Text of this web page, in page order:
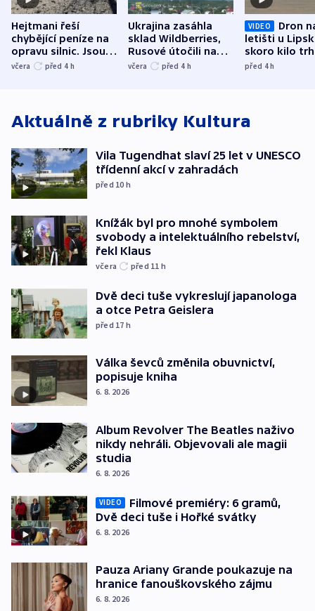
Hejtmani řeší
chybějící peníze na
opravu silnic. Jsou
nenárokové, namítá
včera před 4 h
Ukrajina zasáhla
sklad Wildberries,
Rusové útočili na
trh, hasiče či
včera před 4 h
VIDEO
Dron
letišti u
skoro kilo
indicie
před 4h
Aktuálně z rubriky Kultura
Vila Tugendhat slaví 25 let v UNESCO
třídenní akcí v zahradách
před 10 h
Knížák byl pro mnohé symbolem
svobody a intelektuálního rebelství,
řekl Klaus
včera před 11 h
Dvě deci tuše vykreslují japanologa
a otce Petra Geislera
před 17 h
Válka ševců změnila obuvnictví,
popisuje kniha
6. 8. 2026
Album Revolver The Beatles naživo
nikdy nehráli. Objevovali ale magii
studia
6. 8. 2026
VIDEO
Filmové premiéry: 6 gramů,
Dvě deci tuše i Hořké svátky
6. 8. 2026
Pauza Ariany Grande poukazuje na
hranice fanouškovského zájmu
6. 8. 2026